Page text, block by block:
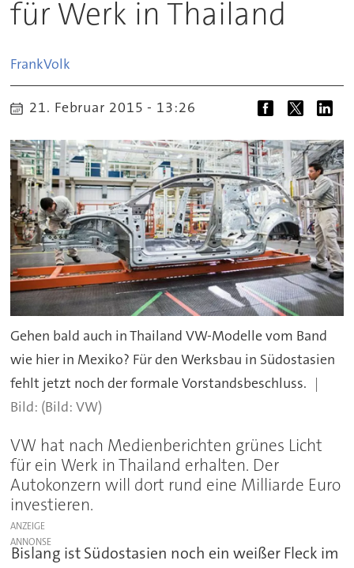
für Werk in Thailand
FrankVolk
21. Februar 2015 - 13:26
Gehen bald auch in Thailand VW-Modelle vom Band
wie hier in Mexiko? Für den Werksbau in Südostasien
fehlt jetzt noch der formale Vorstandsbeschluss.
(Bild: VW)
VW hat nach Medienberichten grünes Licht
für ein Werk in Thailand erhalten. Der
Autokonzern will dort rund eine Milliarde Euro
investieren.
ANZEIGE
Bislang ist Südostasien noch ein weißer Fleck im